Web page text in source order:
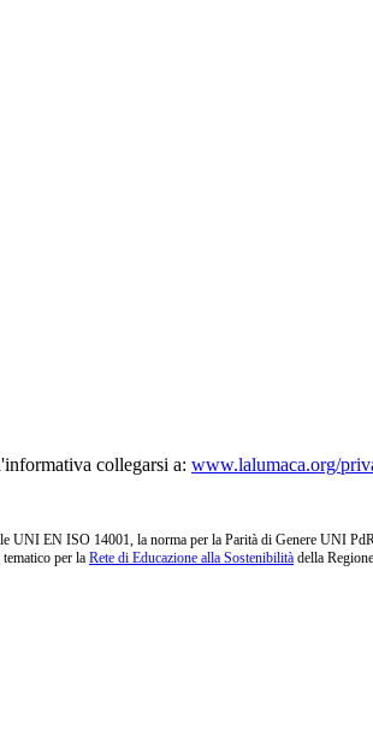
collegarsi a: www.lalumaca.org/
EN ISO 14001, la norma per la Parità di Genere UNI
per la Rete di Educazione alla Sostenibilità della